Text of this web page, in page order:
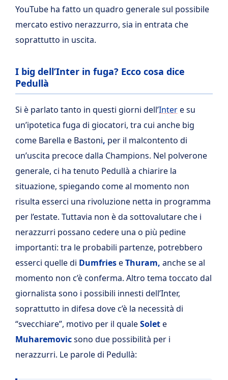
YouTube ha fatto un quadro generale sul possibile
mercato estivo nerazzurro, sia in entrata che
soprattutto in uscita.
I big dell’Inter in fuga? Ecco cosa dice
Pedullà
Si è parlato tanto in questi giorni dell’Intere su
un’ipotetica fuga di giocatori, tra cui anche big
come Barella e Bastoni, per il malcontento di
un’uscita precoce dalla Champions. Nel polverone
generale, ci ha tenuto Pedullà a chiarire la
situazione, spiegando come al momento non
risulta esserci una rivoluzione netta in programma
per l’estate. Tuttavia non è da sottovalutare che i
nerazzurri possano cedere una o più pedine
importanti: tra le probabili partenze, potrebbero
esserci quelle di DumfrieseThuram, anche se al
momento non c’è conferma. Altro tema toccato dal
giornalista sono i possibili innesti dell’Inter,
soprattutto in difesa dove c’è la necessità di
“svecchiare”, motivo per il qualeSolete
Muharemovicsono due possibilità per i
nerazzurri. Le parole di Pedullà: